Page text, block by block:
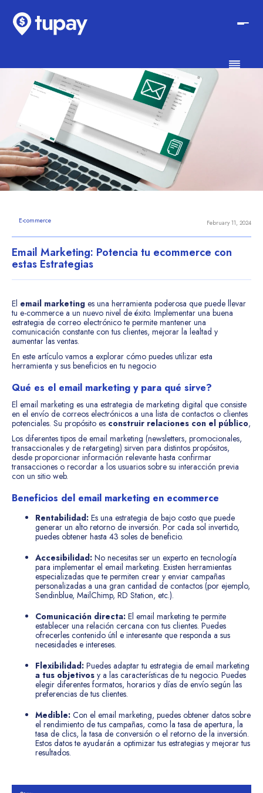
E-commerce February 11, 2024
Email Marketing: Potencia tu ecommerce con
estas Estrategias
El email marketing es una herramienta poderosa que puede llevar
tu e-commerce a un nuevo nivel de éxito. Implementar una buena
estrategia de correo electrónico te permite mantener una
comunicación constante con tus clientes, mejorar la lealtad y
aumentar las ventas.
En este artículo vamos a explorar cómo puedes utilizar esta
herramienta y sus beneficios en tu negocio
Qué es el email marketing y para qué sirve?
El email marketing es una estrategia de marketing digital que consiste
en el envío de correos electrónicos a una lista de contactos o clientes
potenciales. Su propósito es construir relaciones con el público,
Los diferentes tipos de email marketing (newsletters, promocionales,
transaccionales y de retargeting) sirven para distintos propósitos,
desde proporcionar información relevante hasta confirmar
transacciones o recordar a los usuarios sobre su interacción previa
con un sitio web.
Beneficios del email marketing en ecommerce
Rentabilidad: Es una estrategia de bajo costo que puede
generar un alto retorno de inversión. Por cada sol invertido,
puedes obtener hasta 43 soles de beneficio.
Accesibilidad: No necesitas ser un experto en tecnología
para implementar el email marketing. Existen herramientas
especializadas que te permiten crear y enviar campañas
personalizadas a una gran cantidad de contactos (por ejemplo,
Sendinblue, MailChimp, RD Station, etc.).
Comunicación directa: El email marketing te permite
establecer una relación cercana con tus clientes. Puedes
ofrecerles contenido útil e interesante que responda a sus
necesidades e intereses.
Flexibilidad: Puedes adaptar tu estrategia de email marketing
a tus objetivos y a las características de tu negocio. Puedes
elegir diferentes formatos, horarios y días de envío según las
preferencias de tus clientes.
Medible: Con el email marketing, puedes obtener datos sobre
el rendimiento de tus campañas, como la tasa de apertura, la
tasa de clics, la tasa de conversión o el retorno de la inversión.
Estos datos te ayudarán a optimizar tus estrategias y mejorar tus
resultados.